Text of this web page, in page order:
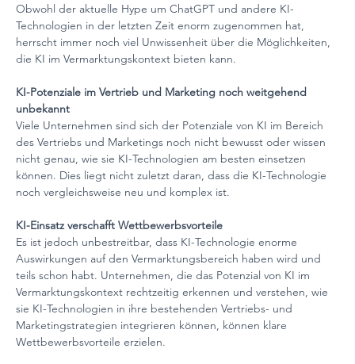
Obwohl der aktuelle Hype um ChatGPT und andere KI-
Technologien in der letzten Zeit enorm zugenommen hat,
herrscht immer noch viel Unwissenheit über die Möglichkeiten,
die KI im Vermarktungskontext bieten kann.
KI-Potenziale im Vertrieb und Marketing noch weitgehend
unbekannt
Viele Unternehmen sind sich der Potenziale von KI im Bereich
des Vertriebs und Marketings noch nicht bewusst oder wissen
nicht genau, wie sie KI-Technologien am besten einsetzen
können. Dies liegt nicht zuletzt daran, dass die KI-Technologie
noch vergleichsweise neu und komplex ist.
KI-Einsatz verschafft Wettbewerbsvorteile
Es ist jedoch unbestreitbar, dass KI-Technologie enorme
Auswirkungen auf den Vermarktungsbereich haben wird und
teils schon habt. Unternehmen, die das Potenzial von KI im
Vermarktungskontext rechtzeitig erkennen und verstehen, wie
sie KI-Technologien in ihre bestehenden Vertriebs- und
Marketingstrategien integrieren können, können klare
Wettbewerbsvorteile erzielen.